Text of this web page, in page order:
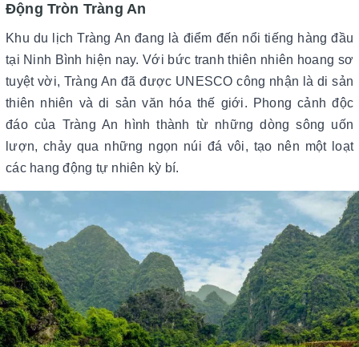
Động Tròn Tràng An
Khu du lịch Tràng An đang là điểm đến nổi tiếng hàng đầu
tại Ninh Bình hiện nay. Với bức tranh thiên nhiên hoang sơ
tuyệt vời, Tràng An đã được UNESCO công nhận là di sản
thiên nhiên và di sản văn hóa thế giới. Phong cảnh độc
đáo của Tràng An hình thành từ những dòng sông uốn
lượn, chảy qua những ngọn núi đá vôi, tạo nên một loạt
các hang động tự nhiên kỳ bí.